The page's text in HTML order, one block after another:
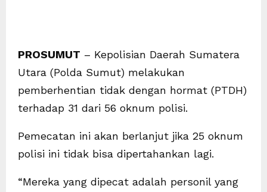
PROSUMUT – Kepolisian Daerah Sumatera
Utara (Polda Sumut) melakukan
pemberhentian tidak dengan hormat (PTDH)
terhadap 31 dari 56 oknum polisi.
Pemecatan ini akan berlanjut jika 25 oknum
polisi ini tidak bisa dipertahankan lagi.
“Mereka yang dipecat adalah personil yang